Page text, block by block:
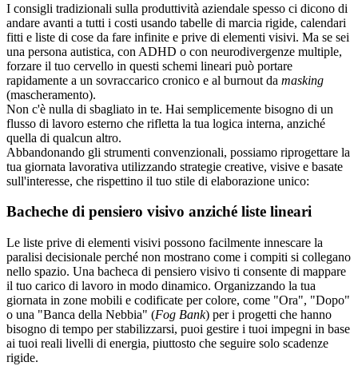
I consigli tradizionali sulla produttività aziendale spesso ci dicono di
andare avanti a tutti i costi usando tabelle di marcia rigide, calendari
fitti e liste di cose da fare infinite e prive di elementi visivi. Ma se sei
una persona autistica, con ADHD o con neurodivergenze multiple,
forzare il tuo cervello in questi schemi lineari può portare
rapidamente a un sovraccarico cronico e al burnout da masking
(mascheramento).
Non c'è nulla di sbagliato in te. Hai semplicemente bisogno di un
flusso di lavoro esterno che rifletta la tua logica interna, anziché
quella di qualcun altro.
Abbandonando gli strumenti convenzionali, possiamo riprogettare la
tua giornata lavorativa utilizzando strategie creative, visive e basate
sull'interesse, che rispettino il tuo stile di elaborazione unico:
Bacheche di pensiero visivo anziché liste lineari
Le liste prive di elementi visivi possono facilmente innescare la
paralisi decisionale perché non mostrano come i compiti si collegano
nello spazio. Una bacheca di pensiero visivo ti consente di mappare
il tuo carico di lavoro in modo dinamico. Organizzando la tua
giornata in zone mobili e codificate per colore, come "Ora", "Dopo"
o una "Banca della Nebbia" (Fog Bank) per i progetti che hanno
bisogno di tempo per stabilizzarsi, puoi gestire i tuoi impegni in base
ai tuoi reali livelli di energia, piuttosto che seguire solo scadenze
rigide.